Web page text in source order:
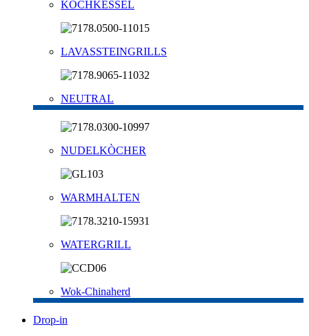
KOCHKESSEL
LAVASSTEINGRILLS
NEUTRAL
NUDELKÒCHER
WARMHALTEN
WATERGRILL
Wok-Chinaherd
Drop-in